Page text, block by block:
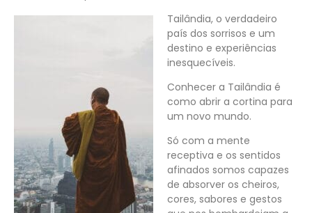
Tailândia, o verdadeiro
país dos sorrisos e um
destino e experiências
inesquecíveis.
Conhecer a Tailândia é
como abrir a cortina para
um novo mundo.
Só com a mente
receptiva e os sentidos
afinados somos capazes
de absorver os cheiros,
cores, sabores e gestos